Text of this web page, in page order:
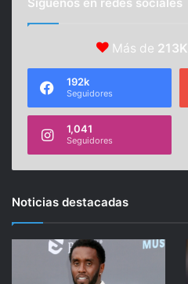
Más de 213K
192k
Seguidores
1,041
Seguidores
Noticias destacadas